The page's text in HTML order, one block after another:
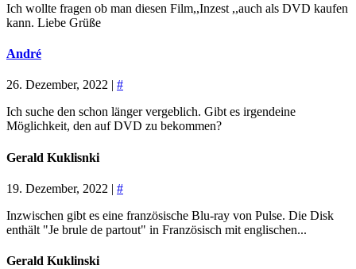
Ich wollte fragen ob man diesen Film,,Inzest ,,auch als DVD kaufen
kann. Liebe Grüße
André
26. Dezember, 2022 | #
Ich suche den schon länger vergeblich. Gibt es irgendeine
Möglichkeit, den auf DVD zu bekommen?
Gerald Kuklisnki
19. Dezember, 2022 | #
Inzwischen gibt es eine französische Blu-ray von Pulse. Die Disk
enthält "Je brule de partout" in Französisch mit englischen...
Gerald Kuklinski